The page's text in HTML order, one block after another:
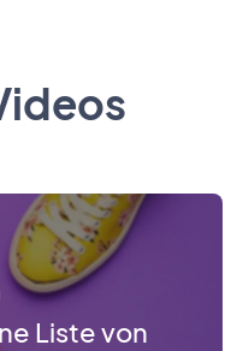
Liste von